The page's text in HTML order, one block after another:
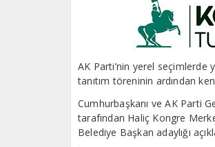
AK Parti’nin yerel seçimlerde
tanıtım töreninin ardından
Cumhurbaşkanı ve AK Parti
tarafından Haliç Kongre
Belediye Başkan adaylığı